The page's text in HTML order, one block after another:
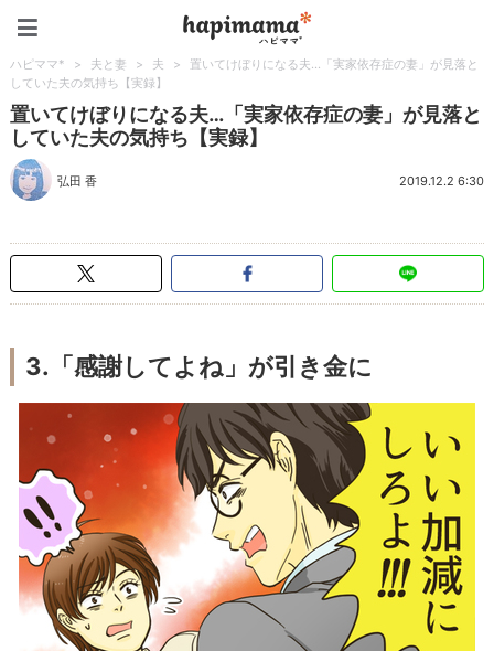
ハピママ* > 夫と妻 > 夫 >
置いてけぼりになる夫…「実家依存症の妻」が見落と
していた夫の気持ち【実録】
置いてけぼりになる夫…「実家依存症の妻」が見落と
していた夫の気持ち【実録】
弘田 香 2019.12.2 6:30
3.「感謝してよね」が引き金に